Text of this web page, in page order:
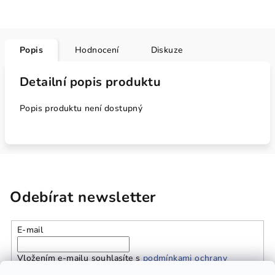
Popis Hodnocení Diskuze
Detailní popis produktu
Popis produktu není dostupný
Odebírat newsletter
E-mail
Vložením e-mailu souhlasíte spodmínkami ochrany